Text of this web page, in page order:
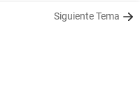
Siguiente Tema